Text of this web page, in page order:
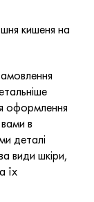
кишеня на
оформлення
в
деталі
види шкіри,
їх